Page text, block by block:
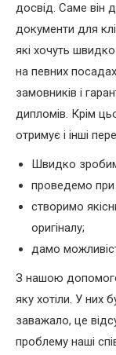
досвід. Саме він
документи для
які хочуть
на певних
замовників і
дипломів. Крім
отримує і інші
Швидко
проведемо при
створимо
оригіналу;
дамо
З нашою
яку хотіли. У них
заважало, це
проблему наші